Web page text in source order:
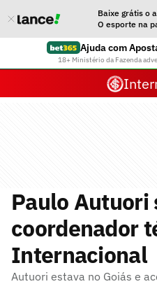
Baixe grátis o
O esporte na
Ajuda com
18+ Ministério da Fazenda
Paulo Autuori
coordenador
Internacional
Autuori estava no Goiás e